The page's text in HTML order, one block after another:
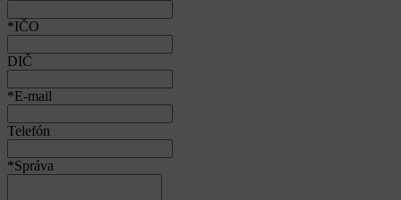
*IČO
DIČ
*E-mail
Telefón
*Správa